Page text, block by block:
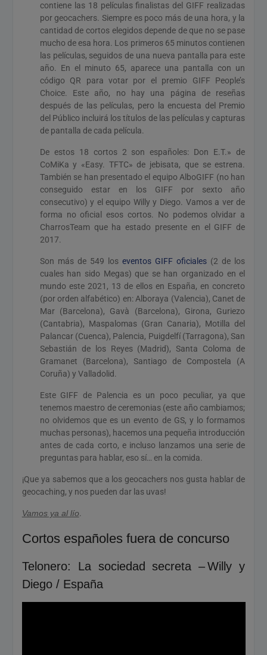
contiene las 18 películas finalistas del GIFF realizadas
por geocachers. Siempre es poco más de una hora, y la
cantidad de cortos elegidos depende de que no se pase
mucho de esa hora. Los primeros 65 minutos contienen
las películas, seguidos de una nueva pantalla para este
año. En el minuto 65, aparece una pantalla con un
código QR para votar por el premio GIFF People’s
Choice. Este año, no hay una página de reseñas
después de las películas, pero la encuesta del Premio
del Público incluirá los títulos de las películas y capturas
de pantalla de cada película.
De estos 18 cortos 2 son españoles: Don E.T.» de
CoMiKa y «Easy. TFTC» de jebisata, que se estrena.
También se han presentado el equipo AlboGIFF (no han
conseguido estar en los GIFF por sexto año
consecutivo) y el equipo Willy y Diego. Vamos a ver de
forma no oficial esos cortos. No podemos olvidar a
CharrosTeam que ha estado presente en el GIFF de
2017.
Son más de 549 los eventos GIFF oficiales (2 de los
cuales han sido Megas) que se han organizado en el
mundo este 2021, 13 de ellos en España, en concreto
(por orden alfabético) en: Alboraya (Valencia), Canet de
Mar (Barcelona), Gavà (Barcelona), Girona, Guriezo
(Cantabria), Maspalomas (Gran Canaria), Motilla del
Palancar (Cuenca), Palencia, Puigdelfí (Tarragona), San
Sebastián de los Reyes (Madrid), Santa Coloma de
Gramanet (Barcelona), Santiago de Compostela (A
Coruña) y Valladolid.
Este GIFF de Palencia es un poco peculiar, ya que
tenemos maestro de ceremonias (este año cambiamos;
no olvidemos que es un evento de GS, y lo formamos
muchas personas), hacemos una pequeña introducción
antes de cada corto, e incluso lanzamos una serie de
preguntas para hablar, eso sí… en la comida.
¡Que ya sabemos que a los geocachers nos gusta hablar de
geocaching, y nos pueden dar las uvas!
Vamos ya al lío.
Cortos españoles fuera de concurso
Telonero: La sociedad secreta – Willy y
Diego / España